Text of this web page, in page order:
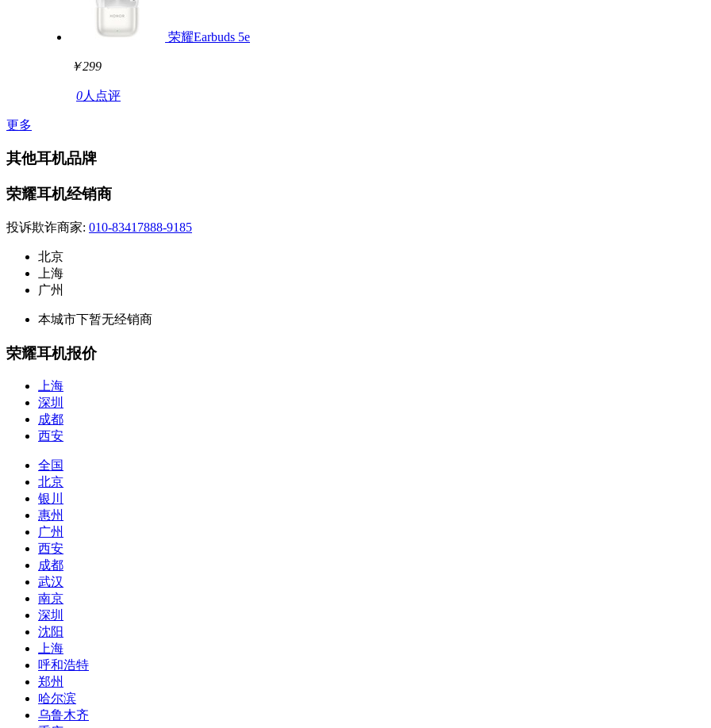
荣耀Earbuds 5e
￥299
0人点评
更多
其他耳机品牌
荣耀耳机经销商
投诉欺诈商家: 010-83417888-9185
北京
上海
广州
本城市下暂无经销商
荣耀耳机报价
上海
深圳
成都
西安
全国
北京
银川
惠州
广州
西安
成都
武汉
南京
深圳
沈阳
上海
呼和浩特
郑州
哈尔滨
乌鲁木齐